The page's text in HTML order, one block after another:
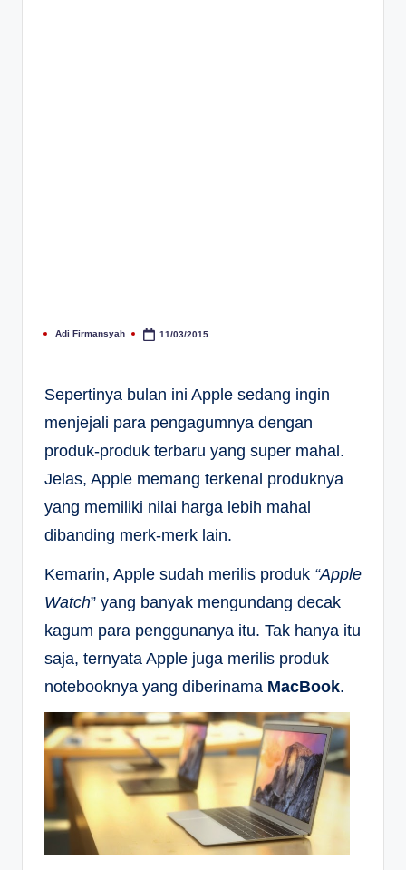
Posted
Adi Firmansyah 11/03/2015
Sepertinya bulan ini Apple sedang ingin
menjejali para pengagumnya dengan
produk-produk terbaru yang super mahal.
Jelas, Apple memang terkenal produknya
yang memiliki nilai harga lebih mahal
dibanding merk-merk lain.
Kemarin, Apple sudah merilis produk “Apple
Watch” yang banyak mengundang decak
kagum para penggunanya itu. Tak hanya itu
saja, ternyata Apple juga merilis produk
notebooknya yang diberinama MacBook.